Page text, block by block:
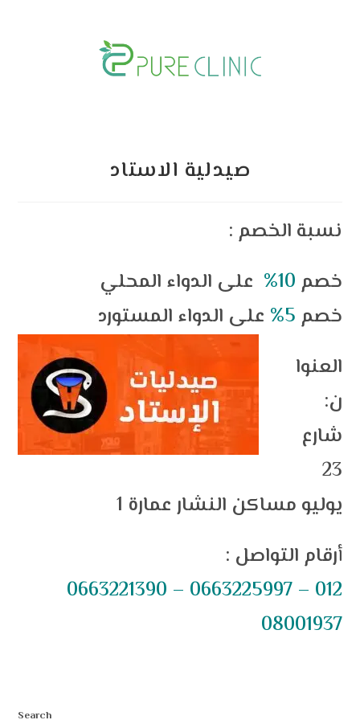
صيدلية الاستاد
: نسبة الخصم
خصم
؜ على الدواء المحلي
خصم
على الدواء المستورد
العنوا
ن:
شارع
23
يوليو مساكن النشار عمارة 1
: أرقام التواصل
0663221390 – 0663225997 – 012
08001937
Search